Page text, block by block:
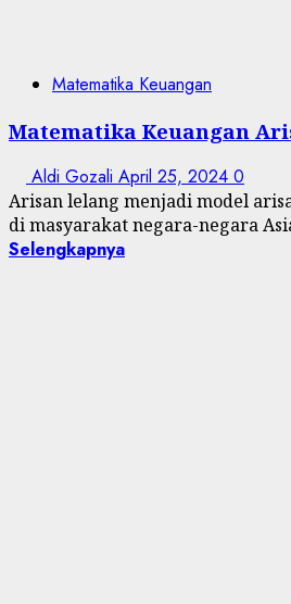
Matematika Keuangan
Matematika Keuangan
Aldi Gozali April 25, 2024 0
Arisan lelang menjadi model
di masyarakat negara-negara
Selengkapnya